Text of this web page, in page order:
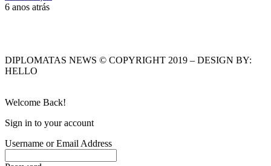
6 anos atrás
DIPLOMATAS NEWS © COPYRIGHT 2019 – DESIGN BY:
HELLO
Welcome Back!
Sign in to your account
Username or Email Address